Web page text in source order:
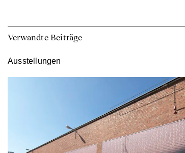
Verwandte Beiträge
Ausstellungen